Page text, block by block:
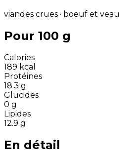
viandes crues · boeuf et veau
Pour 100 g
Calories
189 kcal
Protéines
18.3 g
Glucides
0 g
Lipides
12.9 g
En détail